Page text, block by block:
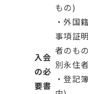
入会
の必
要書
もの)
・外国
事項証
者のも
別永住
・登記